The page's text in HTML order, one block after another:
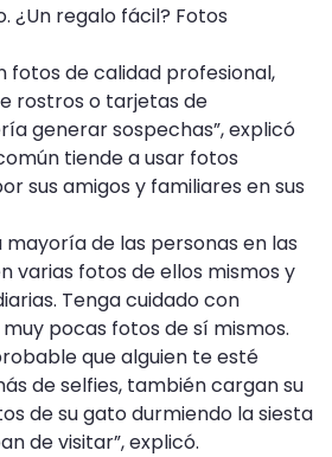
¿Un regalo fácil? Fotos
fotos de calidad profesional,
rostros o tarjetas de
generar sospechas”, explicó
tiende a usar fotos
sus amigos y familiares en sus
mayoría de las personas en las
varias fotos de ellos mismos y
Tenga cuidado con
pocas fotos de sí mismos.
que alguien te esté
de selfies, también cargan su
de su gato durmiendo la siesta
de visitar”, explicó.